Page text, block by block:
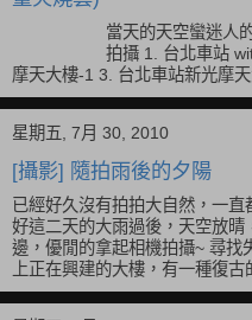
[攝影] 6/22 隨拍於台北車
量火燒雲)
當天的天空蠻迷人
拍攝 1. 台北車站
摩天大樓-1 3. 台北車站新光摩天
星期五, 7月 30, 2010
[攝影] 隨拍雨後的夕陽
已經好久沒有拍拍大自然，一
好這二天的大雨過後，天空放